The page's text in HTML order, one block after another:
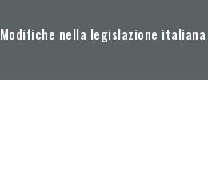
Modifiche nella legislazione italiana